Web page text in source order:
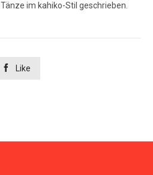
im kahiko-Stil geschrieben.
 Like